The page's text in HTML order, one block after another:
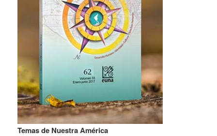
Temas de Nuestra América